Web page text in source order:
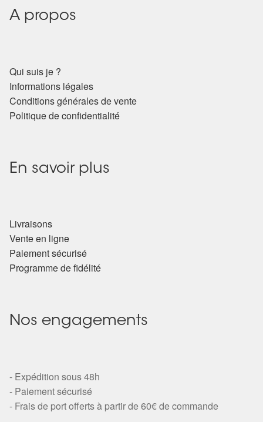
A propos
Qui suis je ?
Informations légales
Conditions générales de vente
Politique de confidentialité
En savoir plus
Livraisons
Vente en ligne
Paiement sécurisé
Programme de fidélité
Nos engagements
- Expédition sous 48h
- Paiement sécurisé
- Frais de port offerts à partir de 60€ de commande